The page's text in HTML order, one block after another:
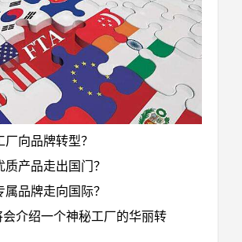
向品牌转型？
产品走出国门？
品牌走向国际？
介绍一个神秘工厂的华丽转